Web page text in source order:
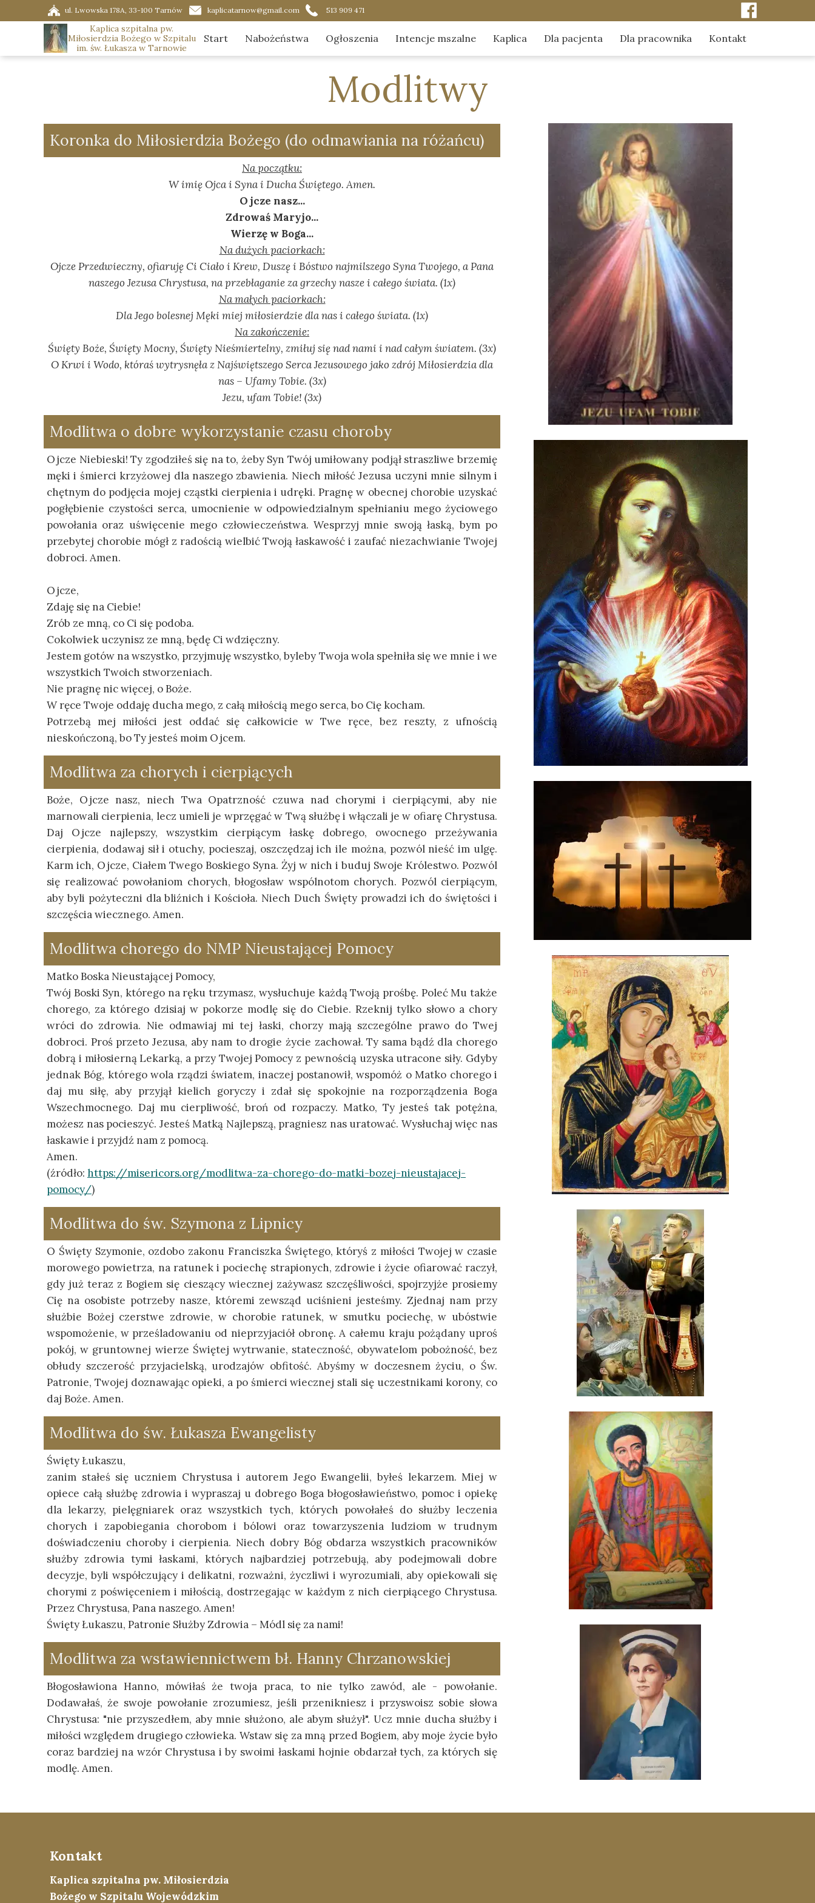
kaplicatarnow@gmail.com
ul. Lwowska 178A, 33-100 Tarnów 513 909 471
Kaplica szpitalna pw.
Miłosierdzia Bożego w Szpitalu
im. św. Łukasza w Tarnowie
Start Nabożeństwa
Adoracja Najświętszego Sakramentu
Grafik czytania na Mszach Świętych
Ogłoszenia Intencje mszalne Kaplica
Galeria
O kaplicy
Zostaną w naszej pamięci
Dla pacjenta
Sakrament namaszczenia chorych
Sakrament pokuty
Sakrament Eucharystii
Chrzest z wody
Dla kobiet w trudnej ciąży
Poradnik - pochówek dziecka utraconego
Mały Pacjent - Szkoła Przyszpitalna
Apostolstwo Chorych
Modlitwy
Dla pracownika
Dylematy etyczno-moralne
Kontakt
Kontakt
Kaplica szpitalna pw. Miłosierdzia
Bożego w Szpitalu Wojewódzkim
Modlitwy
Koronka do Miłosierdzia Bożego (do odmawiania na różańcu)
Na początku:
W imię Ojca i Syna i Ducha Świętego. Amen.
Ojcze nasz...
Zdrowaś Maryjo...
Wierzę w Boga...
Na dużych paciorkach:
Ojcze Przedwieczny, ofiaruję Ci Ciało i Krew, Duszę i Bóstwo najmilszego Syna Twojego, a Pana
naszego Jezusa Chrystusa, na przebłaganie za grzechy nasze i całego świata. (1x)
Na małych paciorkach:
Dla Jego bolesnej Męki miej miłosierdzie dla nas i całego świata. (1x)
Na zakończenie:
Święty Boże, Święty Mocny, Święty Nieśmiertelny, zmiłuj się nad nami i nad całym światem. (3x)
O Krwi i Wodo, któraś wytrysnęła z Najświętszego Serca Jezusowego jako zdrój Miłosierdzia dla
nas – Ufamy Tobie. (3x)
Jezu, ufam Tobie! (3x)
Modlitwa o dobre wykorzystanie czasu choroby
Ojcze Niebieski! Ty zgodziłeś się na to, żeby Syn Twój umiłowany podjął straszliwe brzemię
męki i śmierci krzyżowej dla naszego zbawienia. Niech miłość Jezusa uczyni mnie silnym i
chętnym do podjęcia mojej cząstki cierpienia i udręki. Pragnę w obecnej chorobie uzyskać
pogłębienie czystości serca, umocnienie w odpowiedzialnym spełnianiu mego życiowego
powołania oraz uświęcenie mego człowieczeństwa. Wesprzyj mnie swoją łaską, bym po
przebytej chorobie mógł z radością wielbić Twoją łaskawość i zaufać niezachwianie Twojej
dobroci. Amen.
Ojcze,
Zdaję się na Ciebie!
Zrób ze mną, co Ci się podoba.
Cokolwiek uczynisz ze mną, będę Ci wdzięczny.
Jestem gotów na wszystko, przyjmuję wszystko, byleby Twoja wola spełniła się we mnie i we
wszystkich Twoich stworzeniach.
Nie pragnę nic więcej, o Boże.
W ręce Twoje oddaję ducha mego, z całą miłością mego serca, bo Cię kocham.
Potrzebą mej miłości jest oddać się całkowicie w Twe ręce, bez reszty, z ufnością
nieskończoną, bo Ty jesteś moim Ojcem.
Modlitwa za chorych i cierpiących
Boże, Ojcze nasz, niech Twa Opatrzność czuwa nad chorymi i cierpiącymi, aby nie
marnowali cierpienia, lecz umieli je wprzęgać w Twą służbę i włączali je w ofiarę Chrystusa.
Daj Ojcze najlepszy, wszystkim cierpiącym łaskę dobrego, owocnego przeżywania
cierpienia, dodawaj sił i otuchy, pocieszaj, oszczędzaj ich ile można, pozwól nieść im ulgę.
Karm ich, Ojcze, Ciałem Twego Boskiego Syna. Żyj w nich i buduj Swoje Królestwo. Pozwól
się realizować powołaniom chorych, błogosław wspólnotom chorych. Pozwól cierpiącym,
aby byli pożyteczni dla bliźnich i Kościoła. Niech Duch Święty prowadzi ich do świętości i
szczęścia wiecznego. Amen.
Modlitwa chorego do NMP Nieustającej Pomocy
Matko Boska Nieustającej Pomocy,
Twój Boski Syn, którego na ręku trzymasz, wysłuchuje każdą Twoją prośbę. Poleć Mu także
chorego, za którego dzisiaj w pokorze modlę się do Ciebie. Rzeknij tylko słowo a chory
wróci do zdrowia. Nie odmawiaj mi tej łaski, chorzy mają szczególne prawo do Twej
dobroci. Proś przeto Jezusa, aby nam to drogie życie zachował. Ty sama bądź dla chorego
dobrą i miłosierną Lekarką, a przy Twojej Pomocy z pewnością uzyska utracone siły. Gdyby
jednak Bóg, którego wola rządzi światem, inaczej postanowił, wspomóż o Matko chorego i
daj mu siłę, aby przyjął kielich goryczy i zdał się spokojnie na rozporządzenia Boga
Wszechmocnego. Daj mu cierpliwość, broń od rozpaczy. Matko, Ty jesteś tak potężna,
możesz nas pocieszyć. Jesteś Matką Najlepszą, pragniesz nas uratować. Wysłuchaj więc nas
łaskawie i przyjdź nam z pomocą.
Amen.
(źródło: https://misericors.org/modlitwa-za-chorego-do-matki-bozej-nieustajacej-
pomocy/)
Modlitwa do św. Szymona z Lipnicy
O Święty Szymonie, ozdobo zakonu Franciszka Świętego, któryś z miłości Twojej w czasie
morowego powietrza, na ratunek i pociechę strapionych, zdrowie i życie ofiarować raczył,
gdy już teraz z Bogiem się cieszący wiecznej zażywasz szczęśliwości, spojrzyjże prosiemy
Cię na osobiste potrzeby nasze, któremi zewsząd uciśnieni jesteśmy. Zjednaj nam przy
służbie Bożej czerstwe zdrowie, w chorobie ratunek, w smutku pociechę, w ubóstwie
wspomożenie, w prześladowaniu od nieprzyjaciół obronę. A całemu kraju pożądany uproś
pokój, w gruntownej wierze Świętej wytrwanie, stateczność, obywatelom pobożność, bez
obłudy szczerość przyjacielską, urodzajów obfitość. Abyśmy w doczesnem życiu, o Św.
Patronie, Twojej doznawając opieki, a po śmierci wiecznej stali się uczestnikami korony, co
daj Boże. Amen.
Modlitwa do św. Łukasza Ewangelisty
Święty Łukaszu,
zanim stałeś się uczniem Chrystusa i autorem Jego Ewangelii, byłeś lekarzem. Miej w
opiece całą służbę zdrowia i wypraszaj u dobrego Boga błogosławieństwo, pomoc i opiekę
dla lekarzy, pielęgniarek oraz wszystkich tych, których powołałeś do służby leczenia
chorych i zapobiegania chorobom i bólowi oraz towarzyszenia ludziom w trudnym
doświadczeniu choroby i cierpienia. Niech dobry Bóg obdarza wszystkich pracowników
służby zdrowia tymi łaskami, których najbardziej potrzebują, aby podejmowali dobre
decyzje, byli współczujący i delikatni, rozważni, życzliwi i wyrozumiali, aby opiekowali się
chorymi z poświęceniem i miłością, dostrzegając w każdym z nich cierpiącego Chrystusa.
Przez Chrystusa, Pana naszego. Amen!
Święty Łukaszu, Patronie Służby Zdrowia – Módl się za nami!
Modlitwa za wstawiennictwem bł. Hanny Chrzanowskiej
Błogosławiona Hanno, mówiłaś że twoja praca, to nie tylko zawód, ale - powołanie.
Dodawałaś, że swoje powołanie zrozumiesz, jeśli przenikniesz i przyswoisz sobie słowa
Chrystusa: "nie przyszedłem, aby mnie służono, ale abym służył". Ucz mnie ducha służby i
miłości względem drugiego człowieka. Wstaw się za mną przed Bogiem, aby moje życie było
coraz bardziej na wzór Chrystusa i by swoimi łaskami hojnie obdarzał tych, za których się
modlę. Amen.